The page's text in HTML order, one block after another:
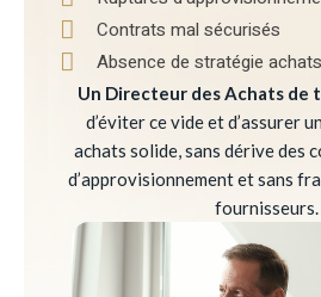
Contrats mal sécurisés
Absence de stratégie achats
Un Directeur des Achats de
d’éviter ce vide et d’assurer
achats solide, sans dérive des
d’approvisionnement et sans
fournisseurs.